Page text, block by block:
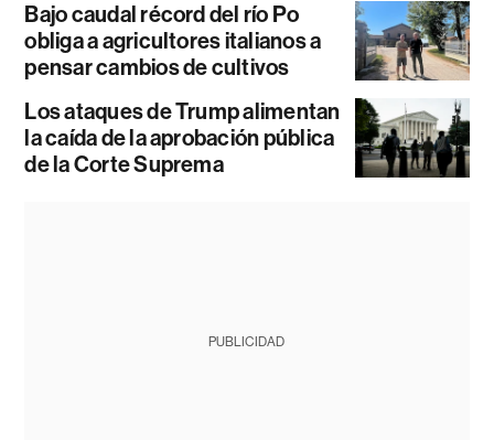
Bajo caudal récord del río Po
obliga a agricultores italianos a
pensar cambios de cultivos
Los ataques de Trump alimentan
la caída de la aprobación pública
de la Corte Suprema
PUBLICIDAD